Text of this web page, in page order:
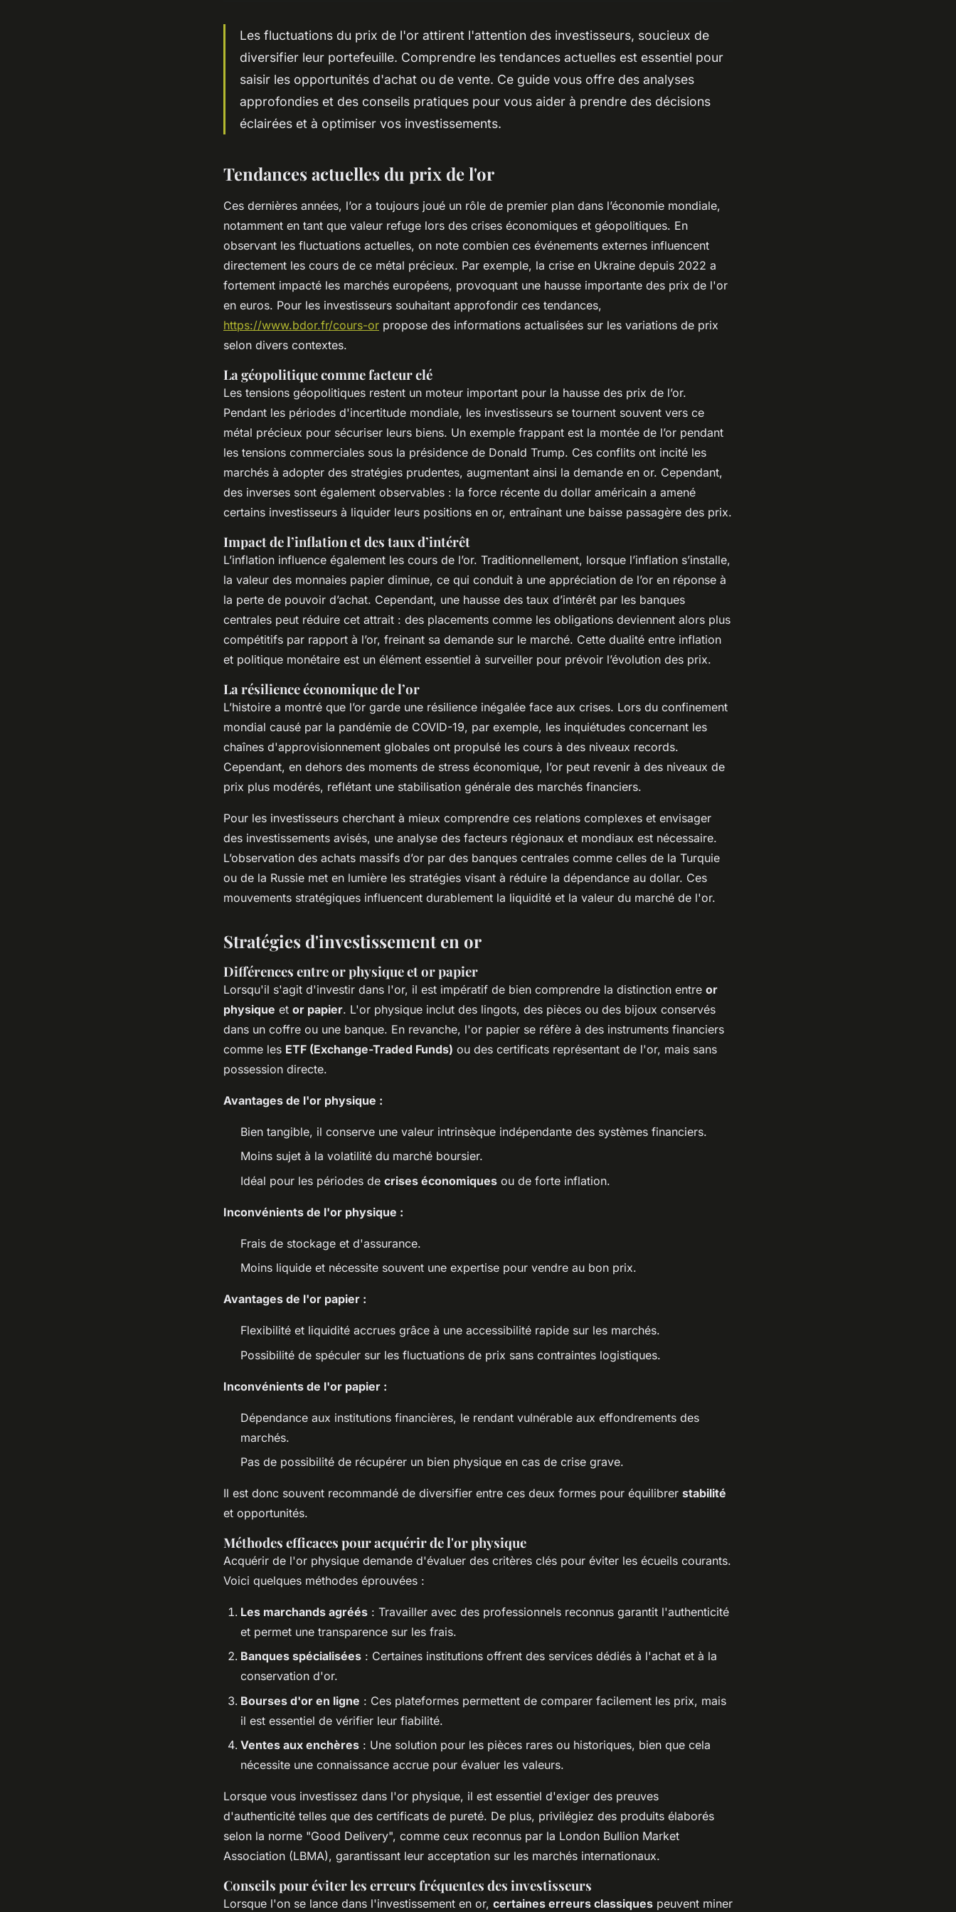
Les fluctuations du prix de l'or attirent l'attention des investisseurs, soucieux de
diversifier leur portefeuille. Comprendre les tendances actuelles est essentiel pour
saisir les opportunités d'achat ou de vente. Ce guide vous offre des analyses
approfondies et des conseils pratiques pour vous aider à prendre des décisions
éclairées et à optimiser vos investissements.
Tendances actuelles du prix de l'or
Ces dernières années, l’or a toujours joué un rôle de premier plan dans l’économie mondiale,
notamment en tant que valeur refuge lors des crises économiques et géopolitiques. En
observant les fluctuations actuelles, on note combien ces événements externes influencent
directement les cours de ce métal précieux. Par exemple, la crise en Ukraine depuis 2022 a
fortement impacté les marchés européens, provoquant une hausse importante des prix de l'or
en euros. Pour les investisseurs souhaitant approfondir ces tendances,
https://www.bdor.fr/cours-or propose des informations actualisées sur les variations de prix
selon divers contextes.
La géopolitique comme facteur clé
Les tensions géopolitiques restent un moteur important pour la hausse des prix de l’or.
Pendant les périodes d'incertitude mondiale, les investisseurs se tournent souvent vers ce
métal précieux pour sécuriser leurs biens. Un exemple frappant est la montée de l’or pendant
les tensions commerciales sous la présidence de Donald Trump. Ces conflits ont incité les
marchés à adopter des stratégies prudentes, augmentant ainsi la demande en or. Cependant,
des inverses sont également observables : la force récente du dollar américain a amené
certains investisseurs à liquider leurs positions en or, entraînant une baisse passagère des prix.
Impact de l’inflation et des taux d’intérêt
L’inflation influence également les cours de l’or. Traditionnellement, lorsque l’inflation s’installe,
la valeur des monnaies papier diminue, ce qui conduit à une appréciation de l’or en réponse à
la perte de pouvoir d’achat. Cependant, une hausse des taux d’intérêt par les banques
centrales peut réduire cet attrait : des placements comme les obligations deviennent alors plus
compétitifs par rapport à l’or, freinant sa demande sur le marché. Cette dualité entre inflation
et politique monétaire est un élément essentiel à surveiller pour prévoir l’évolution des prix.
La résilience économique de l’or
L’histoire a montré que l’or garde une résilience inégalée face aux crises. Lors du confinement
mondial causé par la pandémie de COVID-19, par exemple, les inquiétudes concernant les
chaînes d'approvisionnement globales ont propulsé les cours à des niveaux records.
Cependant, en dehors des moments de stress économique, l’or peut revenir à des niveaux de
prix plus modérés, reflétant une stabilisation générale des marchés financiers.
Pour les investisseurs cherchant à mieux comprendre ces relations complexes et envisager
des investissements avisés, une analyse des facteurs régionaux et mondiaux est nécessaire.
L’observation des achats massifs d’or par des banques centrales comme celles de la Turquie
ou de la Russie met en lumière les stratégies visant à réduire la dépendance au dollar. Ces
mouvements stratégiques influencent durablement la liquidité et la valeur du marché de l'or.
Stratégies d'investissement en or
Différences entre or physique et or papier
Lorsqu'il s'agit d'investir dans l'or, il est impératif de bien comprendre la distinction entre or
physique et or papier. L'or physique inclut des lingots, des pièces ou des bijoux conservés
dans un coffre ou une banque. En revanche, l'or papier se réfère à des instruments financiers
comme les ETF (Exchange-Traded Funds) ou des certificats représentant de l'or, mais sans
possession directe.
Avantages de l'or physique :
Bien tangible, il conserve une valeur intrinsèque indépendante des systèmes financiers.
Moins sujet à la volatilité du marché boursier.
Idéal pour les périodes de crises économiques ou de forte inflation.
Inconvénients de l'or physique :
Frais de stockage et d'assurance.
Moins liquide et nécessite souvent une expertise pour vendre au bon prix.
Avantages de l'or papier :
Flexibilité et liquidité accrues grâce à une accessibilité rapide sur les marchés.
Possibilité de spéculer sur les fluctuations de prix sans contraintes logistiques.
Inconvénients de l'or papier :
Dépendance aux institutions financières, le rendant vulnérable aux effondrements des
marchés.
Pas de possibilité de récupérer un bien physique en cas de crise grave.
Il est donc souvent recommandé de diversifier entre ces deux formes pour équilibrer stabilité
et opportunités.
Méthodes efficaces pour acquérir de l'or physique
Acquérir de l'or physique demande d'évaluer des critères clés pour éviter les écueils courants.
Voici quelques méthodes éprouvées :
Les marchands agréés : Travailler avec des professionnels reconnus garantit l'authenticité
et permet une transparence sur les frais.
Banques spécialisées : Certaines institutions offrent des services dédiés à l'achat et à la
conservation d'or.
Bourses d'or en ligne : Ces plateformes permettent de comparer facilement les prix, mais
il est essentiel de vérifier leur fiabilité.
Ventes aux enchères : Une solution pour les pièces rares ou historiques, bien que cela
nécessite une connaissance accrue pour évaluer les valeurs.
Lorsque vous investissez dans l'or physique, il est essentiel d'exiger des preuves
d'authenticité telles que des certificats de pureté. De plus, privilégiez des produits élaborés
selon la norme "Good Delivery", comme ceux reconnus par la London Bullion Market
Association (LBMA), garantissant leur acceptation sur les marchés internationaux.
Conseils pour éviter les erreurs fréquentes des investisseurs
Lorsque l'on se lance dans l'investissement en or, certaines erreurs classiques peuvent miner